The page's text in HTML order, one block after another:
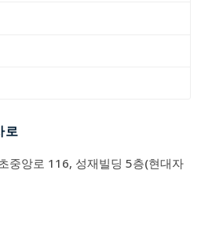
로
중앙로 116, 성재빌딩 5층(현대자